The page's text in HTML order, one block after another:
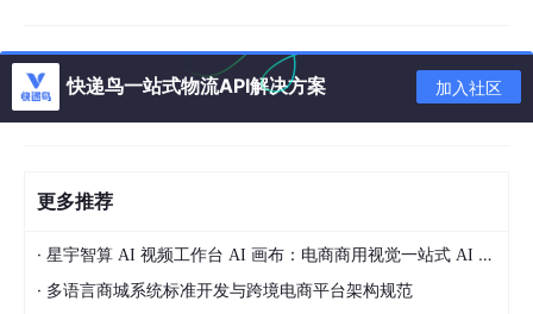
快递鸟一站式物流API解决方案 加入社区
更多推荐
· 星宇智算 AI 视频工作台 AI 画布：电商商用视觉一站式 AI 生成平台落地解析
· 多语言商城系统标准开发与跨境电商平台架构规范